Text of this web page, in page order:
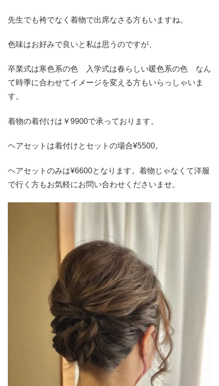
先生でも袴でなく着物で出席なさる方もいますね。
色味はお好みで良いと私は思うのですが、
卒業式は寒色系の色 入学式は春らしい暖色系の色 なん
て時季に合わせてイメージを変える方もいらっしゃいま
す。
着物の着付けは￥9900で承っております。
ヘアセットは着付けとセットの場合¥5500。
ヘアセットのみは¥6600となります。着物じゃなくて洋服
で行く方もお気軽にお問い合わせくださいませ。